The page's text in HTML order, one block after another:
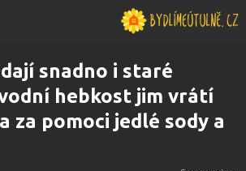
snadno i staré
hebkost jim vrátí
za pomoci jedlé sody a